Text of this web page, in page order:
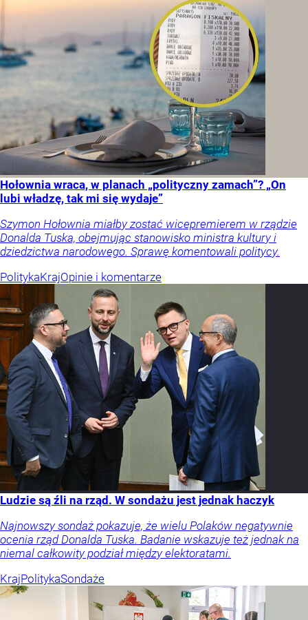
Hołownia wraca, w planach „polityczny zamach”? „On
lubi władzę, tak mi się wydaje”
Szymon Hołownia miałby zostać wicepremierem w rządzie
Donalda Tuska, obejmując stanowisko ministra kultury i
dziedzictwa narodowego. Sprawę komentowali politycy.
PolitykaKrajOpinie i komentarze
Ludzie są źli na rząd. W sondażu jest jednak haczyk
Najnowszy sondaż pokazuje, że wielu Polaków negatywnie
ocenia rząd Donalda Tuska. Badanie wskazuje też jednak na
niemal całkowity podział między elektoratami.
KrajPolitykaSondaże